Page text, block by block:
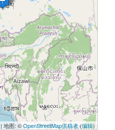
地图: ©OpenStreetMap供稿者(编辑)